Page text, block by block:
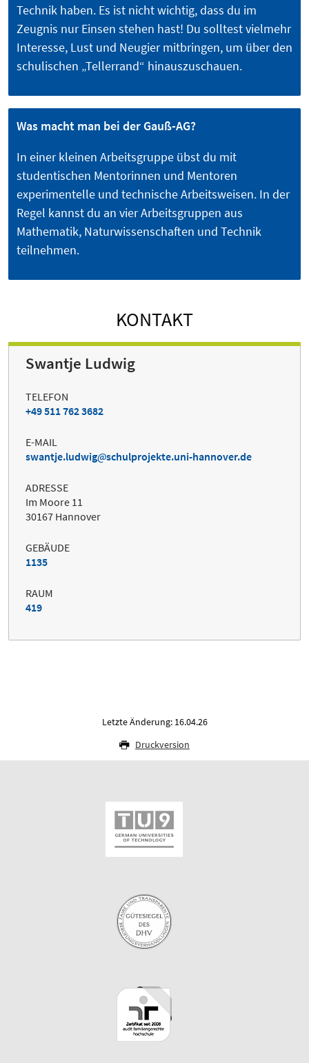
Technik haben. Es ist nicht wichtig, dass du im
Zeugnis nur Einsen stehen hast! Du solltest vielmehr
Interesse, Lust und Neugier mitbringen, um über den
schulischen „Tellerrand“ hinauszuschauen.
Was macht man bei der Gauß-AG?
In einer kleinen Arbeitsgruppe übst du mit
studentischen Mentorinnen und Mentoren
experimentelle und technische Arbeitsweisen. In der
Regel kannst du an vier Arbeitsgruppen aus
Mathematik, Naturwissenschaften und Technik
teilnehmen.
KONTAKT
Swantje Ludwig
TELEFON
+49 511 762 3682
E-MAIL
swantje.ludwig
schulprojekte.uni-hannover.de
ADRESSE
Im Moore 11
30167 Hannover
GEBÄUDE
1135
RAUM
419
Letzte Änderung: 16.04.26
Druckversion